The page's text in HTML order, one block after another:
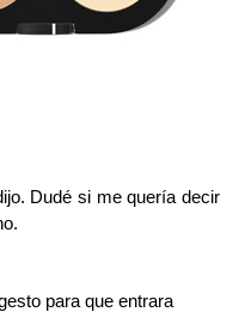
Dudé si me quería decir
para que entrara